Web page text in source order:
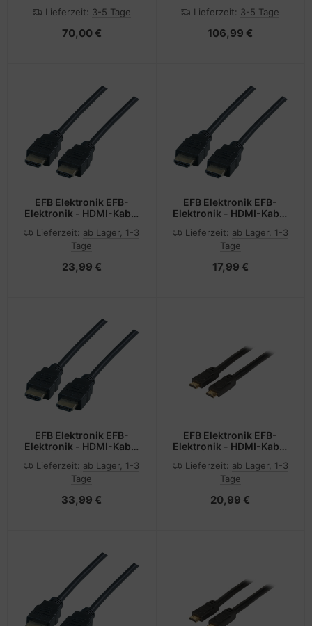
HDMI männlich - 20 m -
Active Optical Cable
Lieferzeit: 3-5 Tage
70,00 €
HDMI männlich - 60 m -
Unterstützung, Active
Lieferzeit: 3-5 Tage
106,99 €
EFB Elektronik EFB-
Elektronik - HDMI-Kabel
männlich zu HDMI
männlich
Lieferzeit: ab Lager, 1-3
Tage
23,99 €
EFB Elektronik EFB-
Elektronik - HDMI-Kabel
männlich zu HDMI
männlich
Lieferzeit: ab Lager, 1-3
Tage
17,99 €
EFB Elektronik EFB-
Elektronik - HDMI-Kabel
männlich zu HDMI
männlich
Lieferzeit: ab Lager, 1-3
Tage
33,99 €
EFB Elektronik EFB-
Elektronik - HDMI-Kabel
männlich zu HDMI
männlich
Lieferzeit: ab Lager, 1-3
Tage
20,99 €